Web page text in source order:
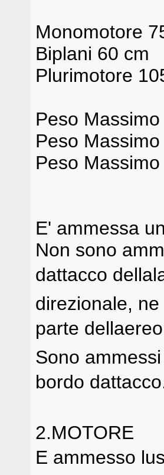
Monomotore
Biplani 60 cm
Plurimotore
Peso
Peso
Peso
E' ammessa
Non sono
dattacco
direzionale,
parte
Sono
bordo
2.MOTORE
E ammesso